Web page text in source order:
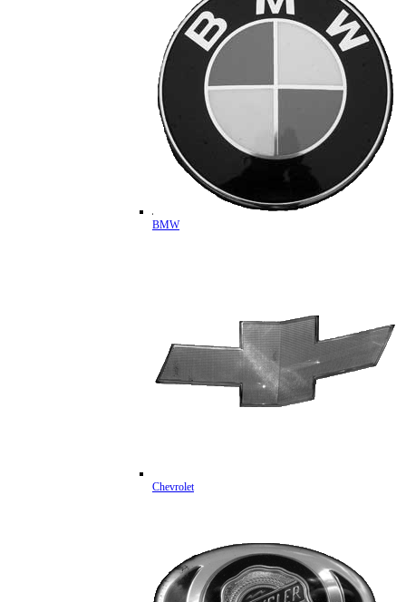
BMW
Chevrolet